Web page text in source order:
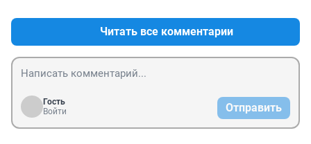
Читать все комментарии
Гость
Войти
Отправить